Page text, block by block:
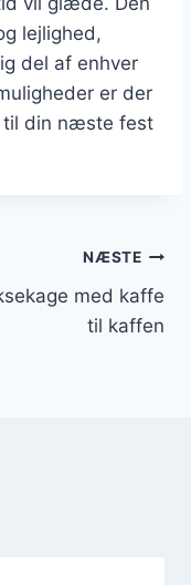
lejlighed,
del af enhver
er der
til din næste fest
NÆSTE
med kaffe
til kaffen